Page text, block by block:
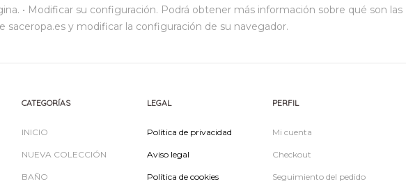
• Modificar su configuración. Podrá obtener más información sobre qué son
saceropa.es y modificar la configuración de su navegador.
CATEGORÍAS
INICIO
NUEVA COLECCIÓN
BAÑO
LEGAL
Política de privacidad
Aviso legal
Política de cookies
PERFIL
Mi cuenta
Checkout
Seguimiento del pedido